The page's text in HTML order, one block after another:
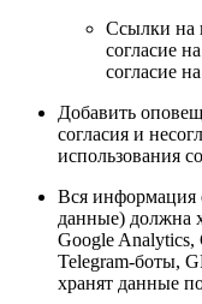
Ссылки на
согласие
согласие
Добавить
согласия и
использования
Вся информация
данные) должна
Google Analytics,
Telegram-боты,
хранят данные